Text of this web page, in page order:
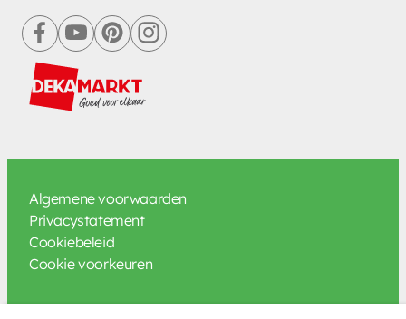
facebookyoutubepinterestinstagram
Algemene voorwaarden
Privacystatement
Cookiebeleid
Cookie voorkeuren